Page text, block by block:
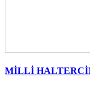
MİLLİ